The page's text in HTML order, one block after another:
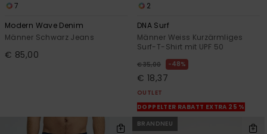
7
Modern Wave Denim
Männer Schwarz Jeans
€ 85,00
2
DNA Surf
Männer Weiss Kurzärmliges
Surf-T-Shirt mit UPF 50
€ 35,00 48%
€ 18,37
OUTLET
DOPPELTER RABATT EXTRA 25 %
BRANDNEU